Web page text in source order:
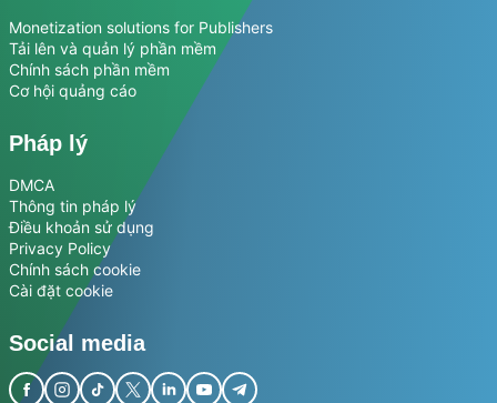
Monetization solutions for Publishers
Tải lên và quản lý phần mềm
Chính sách phần mềm
Cơ hội quảng cáo
Pháp lý
DMCA
Thông tin pháp lý
Điều khoản sử dụng
Privacy Policy
Chính sách cookie
Cài đặt cookie
Social media